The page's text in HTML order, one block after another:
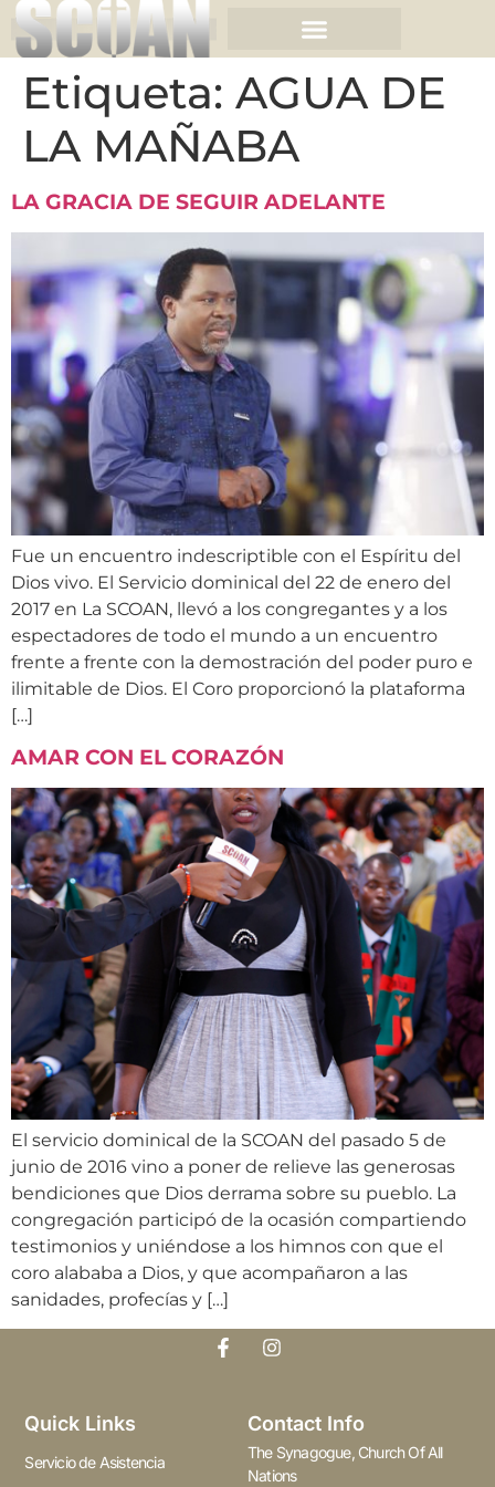
Etiqueta: AGUA DE
LA MAÑABA
LA GRACIA DE SEGUIR ADELANTE
Fue un encuentro indescriptible con el Espíritu del
Dios vivo. El Servicio dominical del 22 de enero del
2017 en La SCOAN, llevó a los congregantes y a los
espectadores de todo el mundo a un encuentro
frente a frente con la demostración del poder puro e
ilimitable de Dios. El Coro proporcionó la plataforma
[…]
AMAR CON EL CORAZÓN
El servicio dominical de la SCOAN del pasado 5 de
junio de 2016 vino a poner de relieve las generosas
bendiciones que Dios derrama sobre su pueblo. La
congregación participó de la ocasión compartiendo
testimonios y uniéndose a los himnos con que el
coro alababa a Dios, y que acompañaron a las
sanidades, profecías y […]
Quick Links
Servicio de Asistencia
Contact Info
The Synagogue, Church Of All
Nations